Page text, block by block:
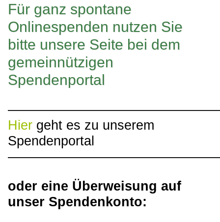
Für ganz spontane
Onlinespenden nutzen Sie
bitte unsere Seite bei dem
gemeinnützigen
Spendenportal
Hier geht es zu unserem
Spendenportal
oder eine Überweisung auf
unser Spendenkonto: